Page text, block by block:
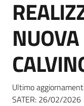
Seguici
su
Ultimo
SATER: 26/02/2026